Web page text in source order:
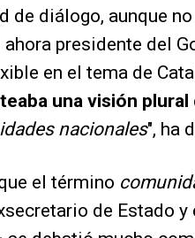
diálogo, aunque
presidente del
en el tema de
una visión plural
nacionales", ha
el término
de Estado y